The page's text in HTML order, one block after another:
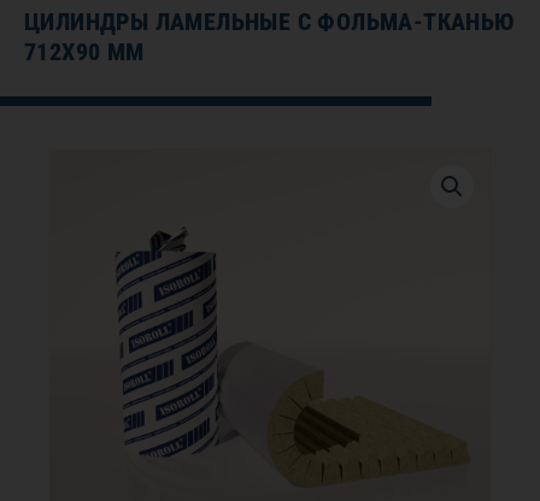
ЦИЛИНДРЫ ЛАМЕЛЬНЫЕ С ФОЛЬМА-ТКАНЬЮ
712Х90 ММ